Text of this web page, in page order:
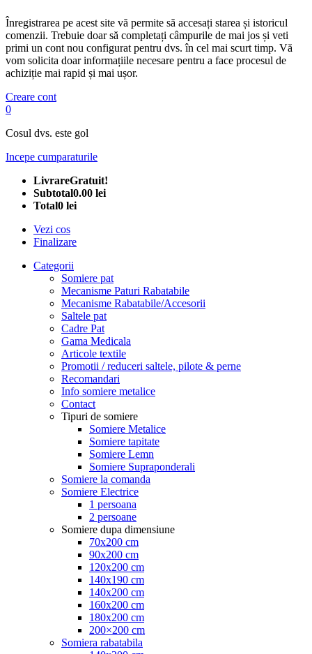
Înregistrarea pe acest site vă permite să accesați starea și istoricul
comenzii. Trebuie doar să completați câmpurile de mai jos și veti
primi un cont nou configurat pentru dvs. în cel mai scurt timp. Vă
vom solicita doar informațiile necesare pentru a face procesul de
achiziție mai rapid și mai ușor.
Creare cont
0
Cosul dvs. este gol
Incepe cumparaturile
LivrareGratuit!
Subtotal0.00 lei
Total0 lei
Vezi cos
Finalizare
Categorii
Somiere pat
Mecanisme Paturi Rabatabile
Mecanisme Rabatabile/Accesorii
Saltele pat
Cadre Pat
Gama Medicala
Articole textile
Promotii / reduceri saltele, pilote & perne
Recomandari
Info somiere metalice
Contact
Tipuri de somiere
Somiere Metalice
Somiere tapitate
Somiere Lemn
Somiere Supraponderali
Somiere la comanda
Somiere Electrice
1 persoana
2 persoane
Somiere dupa dimensiune
70x200 cm
90x200 cm
120x200 cm
140x190 cm
140x200 cm
160x200 cm
180x200 cm
200×200 cm
Somiera rabatabila